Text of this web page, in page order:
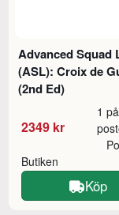
Advanced Squad
(ASL): Croix de
(2nd Ed)
2349 kr
1 på
Butiken
Köp